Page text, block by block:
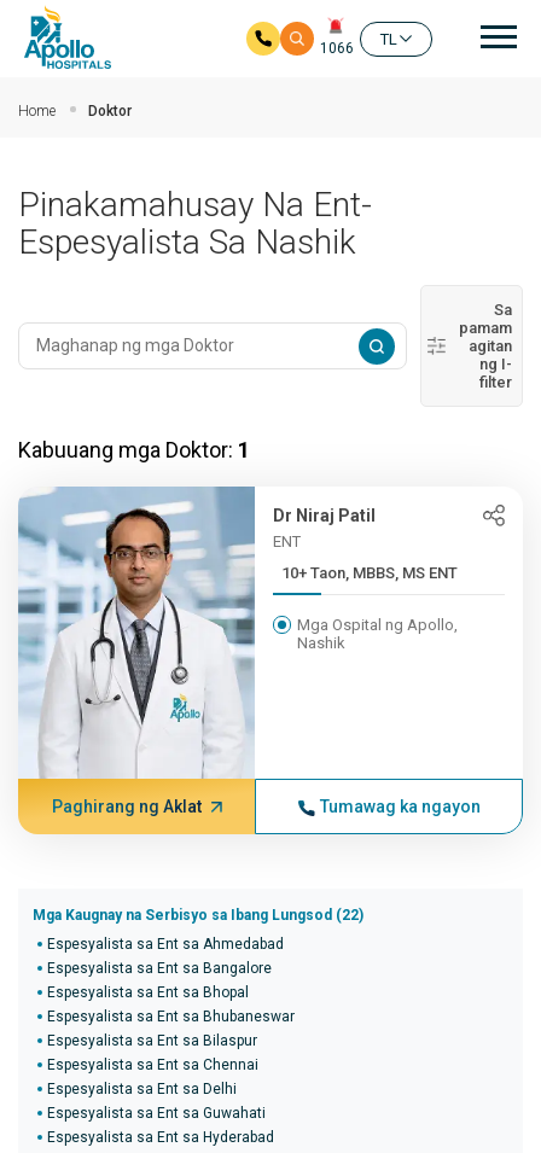
1066
TL
Home Doktor
Pinakamahusay Na Ent-
Espesyalista Sa Nashik
Sa
pamam
agitan
ng I-
filter
Kabuuang mga Doktor: 1
Dr Niraj Patil
ENT
10+ Taon, MBBS, MS ENT
Mga Ospital ng Apollo,
Nashik
Paghirang ng Aklat Tumawag ka ngayon
Mga Kaugnay na Serbisyo sa Ibang Lungsod (22)
Espesyalista sa Ent sa Ahmedabad
Espesyalista sa Ent sa Bangalore
Espesyalista sa Ent sa Bhopal
Espesyalista sa Ent sa Bhubaneswar
Espesyalista sa Ent sa Bilaspur
Espesyalista sa Ent sa Chennai
Espesyalista sa Ent sa Delhi
Espesyalista sa Ent sa Guwahati
Espesyalista sa Ent sa Hyderabad